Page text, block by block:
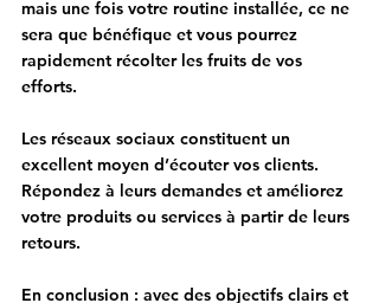
mais une fois votre routine installée, ce ne
sera que bénéfique et vous pourrez
rapidement récolter les fruits de vos
efforts.
Les réseaux sociaux constituent un
excellent moyen d’écouter vos clients.
Répondez à leurs demandes et améliorez
votre produits ou services à partir de leurs
retours.
En conclusion : avec des objectifs clairs et